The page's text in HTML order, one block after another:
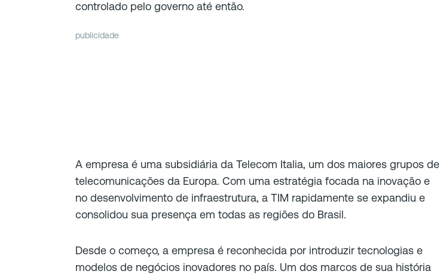
controlado pelo governo até então.
publicidade
A empresa é uma subsidiária da Telecom Italia, um dos maiores grupos de
telecomunicações da Europa. Com uma estratégia focada na inovação e
no desenvolvimento de infraestrutura, a TIM rapidamente se expandiu e
consolidou sua presença em todas as regiões do Brasil.
Desde o começo, a empresa é reconhecida por introduzir tecnologias e
modelos de negócios inovadores no país. Um dos marcos de sua história